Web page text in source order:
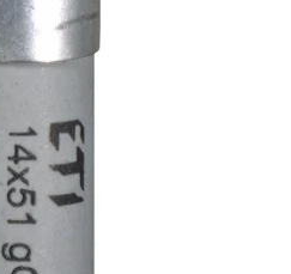
de